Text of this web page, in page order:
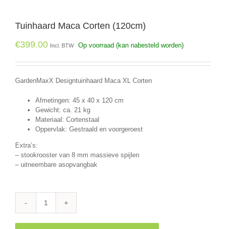
Tuinhaard Maca Corten (120cm)
€399.00 Incl. BTW Op voorraad (kan nabesteld worden)
GardenMaxX Designtuinhaard Maca XL Corten
Afmetingen: 45 x 40 x 120 cm
Gewicht: ca. 21 kg
Materiaal: Cortenstaal
Oppervlak: Gestraald en voorgeroest
Extra’s:
– stookrooster van 8 mm massieve spijlen
– uitneembare asopvangbak
Tuinhaard